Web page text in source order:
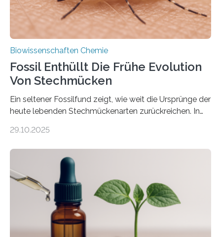
Biowissenschaften Chemie
Fossil Enthüllt Die Frühe Evolution
Von Stechmücken
Ein seltener Fossilfund zeigt, wie weit die Ursprünge der
heute lebenden Stechmückenarten zurückreichen. In
Forschende die bisher älteste bekannte Stechmücken-
Region Kachin in Myanmar und hat sich in
ausgezeichnetem Zustand erhalten. Es konnte als neue
Art einer neuen Gattung beschrieben werden und trägt
nun den Namen Cretosabethes primaevus. Dieser erste
fossile Nachweis einer Stechmückenlarve in Bernstein
stellt gleichzeitig den ersten Fossilfund einer
Mückenlarve aus dem Mesozoikum dar, denn…
29.10.2025